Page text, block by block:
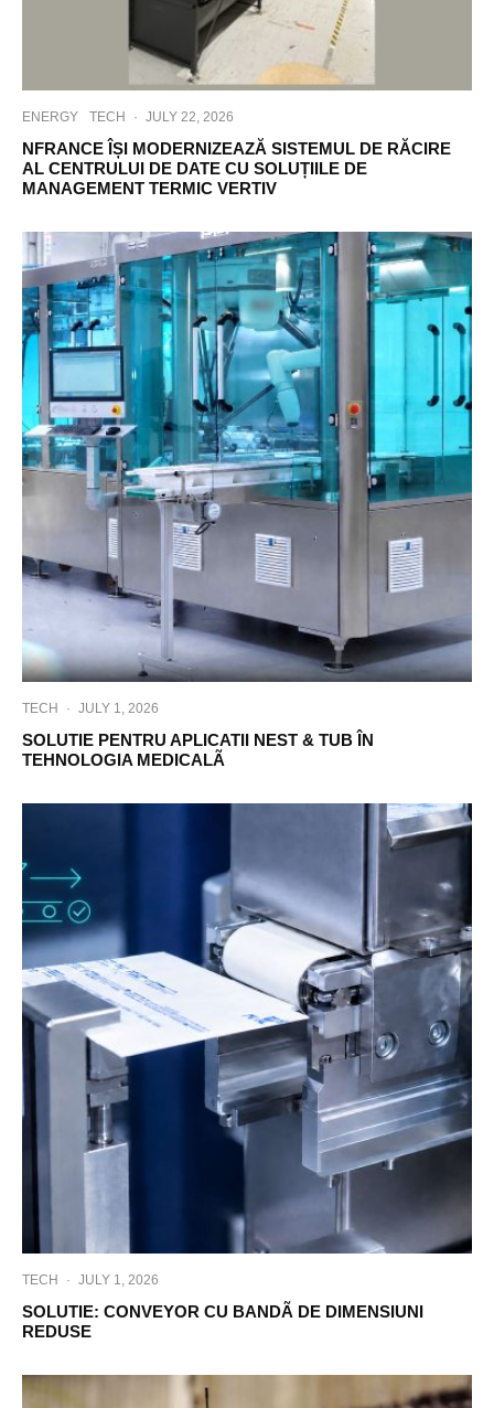
ENERGY TECH · JULY 22, 2026
NFRANCE ÎȘI MODERNIZEAZĂ SISTEMUL DE RĂCIRE
AL CENTRULUI DE DATE CU SOLUȚIILE DE
MANAGEMENT TERMIC VERTIV
TECH · JULY 1, 2026
SOLUTIE PENTRU APLICATII NEST & TUB ÎN
TEHNOLOGIA MEDICALÃ
TECH · JULY 1, 2026
SOLUTIE: CONVEYOR CU BANDÃ DE DIMENSIUNI
REDUSE